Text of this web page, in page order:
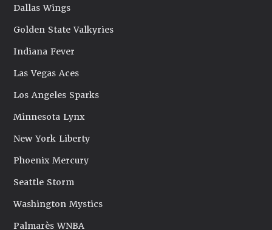
Dallas Wings
Golden State Valkyries
Indiana Fever
Las Vegas Aces
Los Angeles Sparks
Minnesota Lynx
New York Liberty
Phoenix Mercury
Seattle Storm
Washington Mystics
Palmarès WNBA